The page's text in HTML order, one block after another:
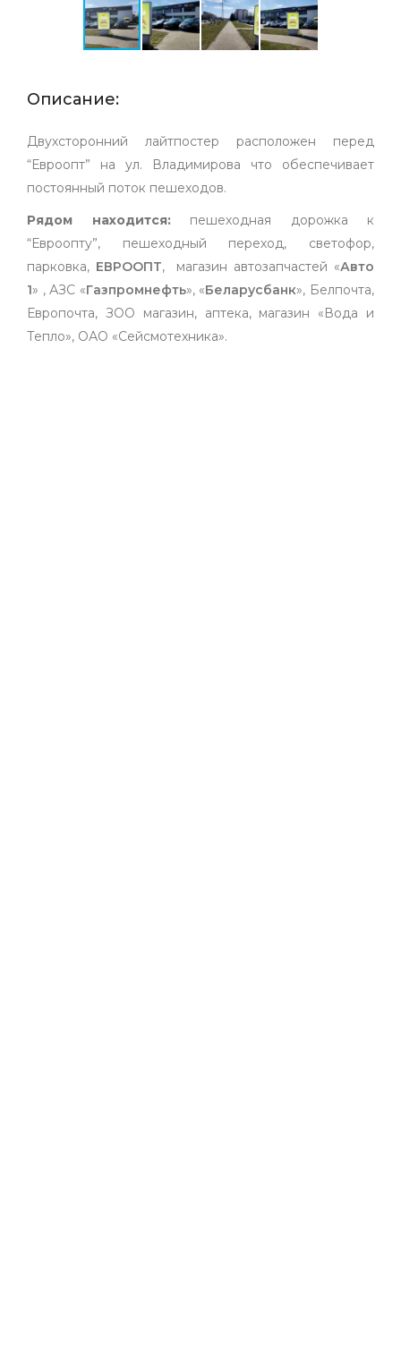
Описание:
Двухсторонний лайтпостер расположен перед
“Евроопт” на ул. Владимирова что обеспечивает
постоянный поток пешеходов.
Рядом находится:пешеходная дорожка к
“Евроопту”, пешеходный переход, светофор,
парковка, ЕВРООПТ, магазин автозапчастей «Авто
1» , АЗС «Газпромнефть», «Беларусбанк», Белпочта,
Европочта, ЗОО магазин, аптека, магазин «Вода и
Тепло», ОАО «Сейсмотехника».